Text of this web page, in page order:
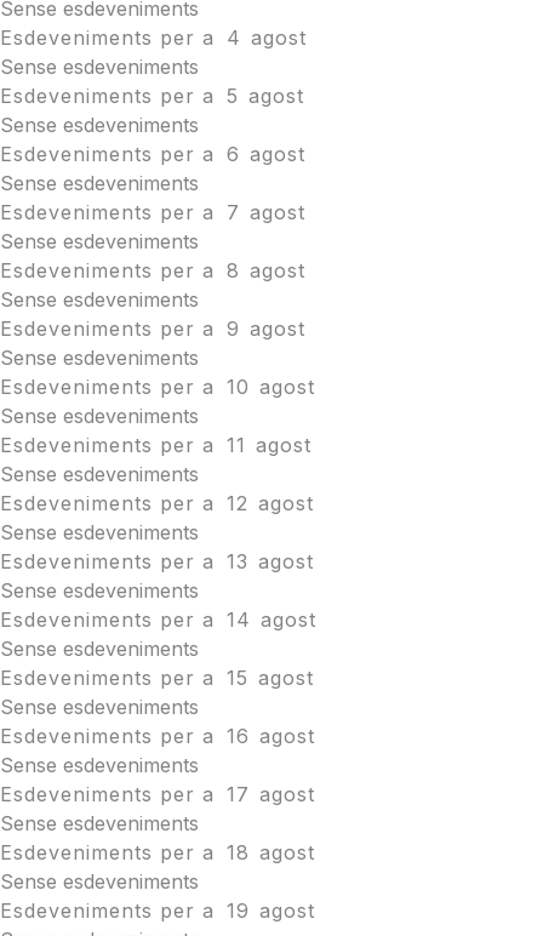
Sense esdeveniments
Esdeveniments per a
4 agost
Sense esdeveniments
Esdeveniments per a 5 agost
Sense esdeveniments
Esdeveniments per a 6 agost
Sense esdeveniments
Esdeveniments per a
7 agost
Sense esdeveniments
Esdeveniments per a 8 agost
Sense esdeveniments
Esdeveniments per a 9 agost
Sense esdeveniments
Esdeveniments per a 10 agost
Sense esdeveniments
Esdeveniments per a 11 agost
Sense esdeveniments
Esdeveniments per a 12 agost
Sense esdeveniments
Esdeveniments per a 13 agost
Sense esdeveniments
Esdeveniments per a 14 agost
Sense esdeveniments
Esdeveniments per a 15 agost
Sense esdeveniments
Esdeveniments per a 16 agost
Sense esdeveniments
Esdeveniments per a 17 agost
Sense esdeveniments
Esdeveniments per a 18 agost
Sense esdeveniments
Esdeveniments per a 19 agost